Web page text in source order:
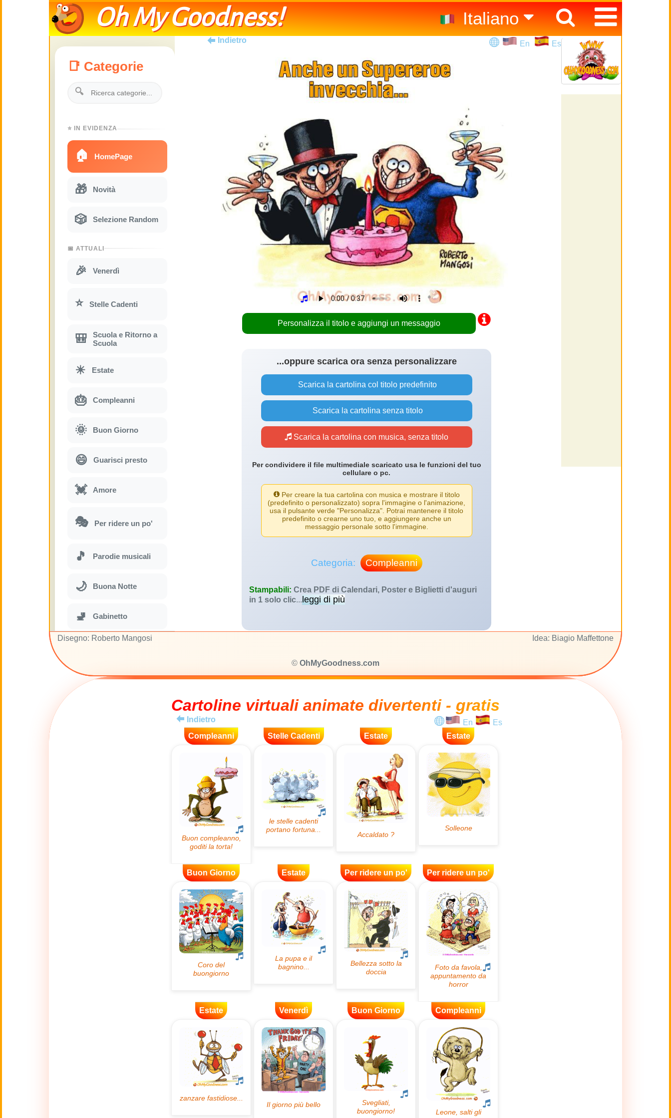
Oh My Goodness!
Italiano
Español
📑 Categorie
🔍
⭐ IN EVIDENZA
🏠 HomePage
🎁 Novità
🎲 Selezione Random
📅 ATTUALI
🎉 Venerdì
⭐ Stelle Cadenti
🎒
Scuola e Ritorno a
Scuola
☀ Estate
🎂 Compleanni
🌞 Buon Giorno
😄 Guarisci presto
💓 Amore
🎭 Per ridere un po'
🎵 Parodie musicali
🌙 Buona Notte
🚽 Gabinetto
💋
😊 Sorrisi
Indietro En Es
Personalizza il titolo e aggiungi un messaggio
...oppure scarica ora senza personalizzare
Scarica la cartolina col titolo predefinito
Scarica la cartolina senza titolo
Scarica la cartolina con musica, senza titolo
Per condividere il file multimediale scaricato usa le funzioni del tuo
cellulare o pc.
Per creare la tua cartolina con musica e mostrare il titolo
(predefinito o personalizzato) sopra l'immagine o l'animazione,
usa il pulsante verde "Personalizza". Potrai mantenere il titolo
predefinito o crearne uno tuo, e aggiungere anche un
messaggio personale sotto l'immagine.
Categoria: Compleanni
Stampabili: Crea PDF di Calendari, Poster e Biglietti d'auguri
in 1 solo clic...leggi di più
Disegno: Roberto Mangosi Idea: Biagio Maffettone
© OhMyGoodness.com
Cartoline virtuali animate divertenti - gratis
Indietro En
Es
Compleanni
Stelle Cadenti Estate Estate
Buon Giorno Estate Per ridere un po' Per ridere un po'
Estate Venerdì Buon Giorno Compleanni